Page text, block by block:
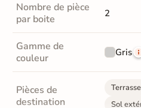
Nombre de pièce
par boite
2
Gamme de
couleur
Gris
Pièces de
destination
Terrasse
Sol